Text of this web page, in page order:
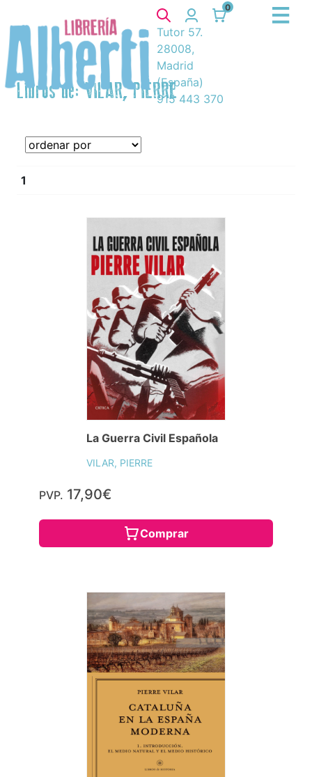
0
Tutor 57.
28008,
Madrid
(España)
915 443 370
Libros de: VILAR, PIERRE
1
La Guerra Civil Española
VILAR, PIERRE
PVP. 17,90€
Comprar